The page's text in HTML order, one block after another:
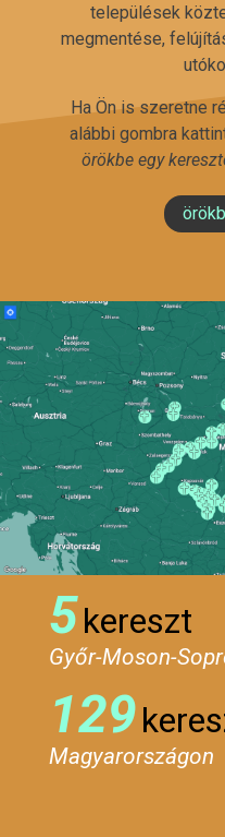
települések
megmentése,
Ha Ön is szeretne
alábbi gombra
örökbe egy
5kereszt
Győr-Moson-
129
Magyarországon